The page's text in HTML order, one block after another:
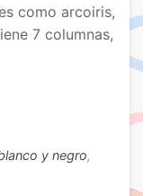
como arcoiris,
7 columnas,
y negro,